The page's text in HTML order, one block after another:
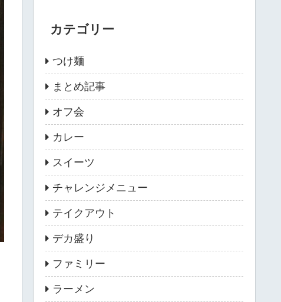
カテゴリー
つけ麺
まとめ記事
オフ会
カレー
スイーツ
チャレンジメニュー
テイクアウト
デカ盛り
ファミリー
ラーメン